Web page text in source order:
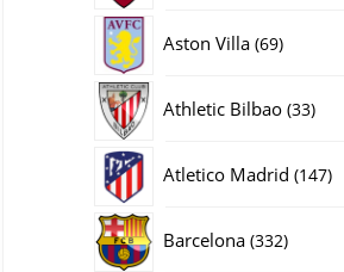
Aston Villa 6969
Athletic Bilbao 3333
Atletico Madrid 147147
Barcelona 332332